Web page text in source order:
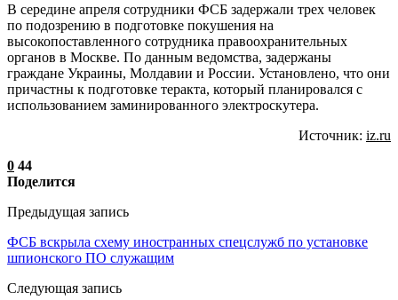
В середине апреля сотрудники ФСБ задержали трех человек
по подозрению в подготовке покушения на
высокопоставленного сотрудника правоохранительных
органов в Москве. По данным ведомства, задержаны
граждане Украины, Молдавии и России. Установлено, что они
причастны к подготовке теракта, который планировался с
использованием заминированного электроскутера.
Источник: iz.ru
0 44
Поделится
Предыдущая запись
ФСБ вскрыла схему иностранных спецслужб по установке
шпионского ПО служащим
Следующая запись